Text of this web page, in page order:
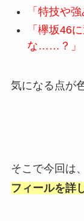
「特技や
「欅坂46
な……？」
気になる点が
そこで今回は、
フィールを詳